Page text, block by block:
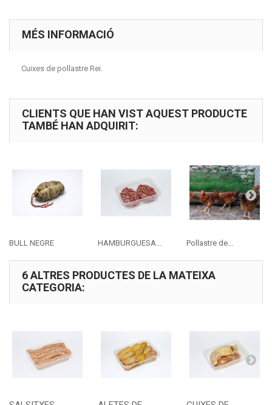
MÉS INFORMACIÓ
Cuixes de pollastre Rei.
CLIENTS QUE HAN VIST AQUEST PRODUCTE
TAMBÉ HAN ADQUIRIT:
BULL NEGRE HAMBURGUESA... Pollastre de...
6 ALTRES PRODUCTES DE LA MATEIXA
CATEGORIA: